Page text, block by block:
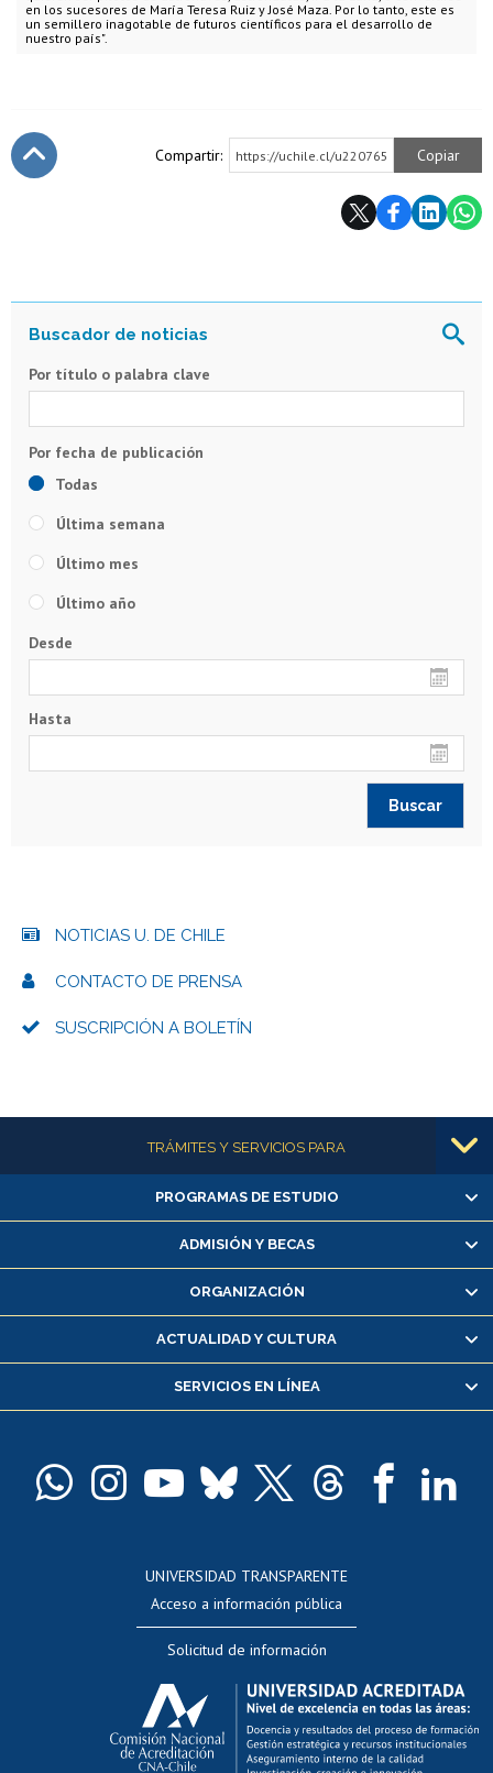
en los sucesores de María Teresa Ruiz y José Maza. Por lo tanto, este es
un semillero inagotable de futuros científicos para el desarrollo de
nuestro país".
Compartir: https://uchile.cl/u220765 Copiar
Por título o palabra clave
Todas
Última semana
Último mes
Último año
Desde
Hasta
NOTICIAS U. DE CHILE
CONTACTO DE PRENSA
SUSCRIPCIÓN A BOLETÍN
Más informaciónTRÁMITES Y SERVICIOS PARA
Alumnas/os y exalumnas/os
Matrícula en línea
Inscripción y cambio de asignaturas
Consulta y certificado de notas
Servicio médico y dental
Pago de arancel y crédito alumnos
Docentes
Evaluación docente
Calificación académica
Postulación al AUCAI
Funcionarias/os
PROGRAMAS DE ESTUDIO
ADMISIÓN Y BECAS
ORGANIZACIÓN
ACTUALIDAD Y CULTURA
SERVICIOS EN LÍNEA
UNIVERSIDAD TRANSPARENTE
Acceso a información pública
Solicitud de información